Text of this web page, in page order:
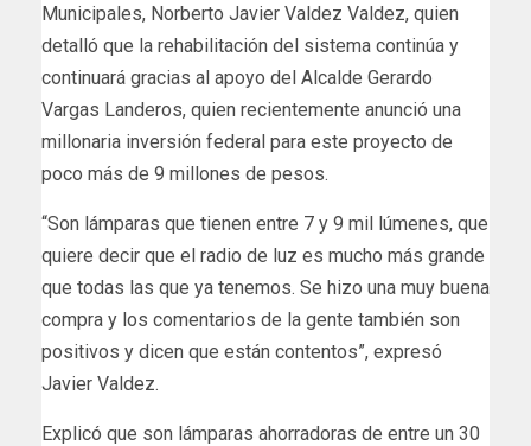
Municipales, Norberto Javier Valdez Valdez, quien
detalló que la rehabilitación del sistema continúa y
continuará gracias al apoyo del Alcalde Gerardo
Vargas Landeros, quien recientemente anunció una
millonaria inversión federal para este proyecto de
poco más de 9 millones de pesos.
“Son lámparas que tienen entre 7 y 9 mil lúmenes, que
quiere decir que el radio de luz es mucho más grande
que todas las que ya tenemos. Se hizo una muy buena
compra y los comentarios de la gente también son
positivos y dicen que están contentos”, expresó
Javier Valdez.
Explicó que son lámparas ahorradoras de entre un 30